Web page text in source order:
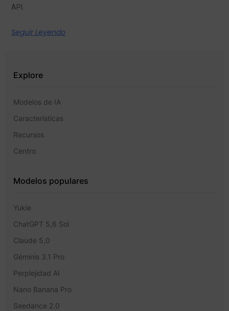
API.
Seguir Leyendo
Explore
Modelos de IA
Características
Recursos
Centro
Modelos populares
Yukie
ChatGPT 5,6 Sol
Claude 5,0
Géminis 3.1 Pro
Perplejidad AI
Nano Banana Pro
Seedance 2.0